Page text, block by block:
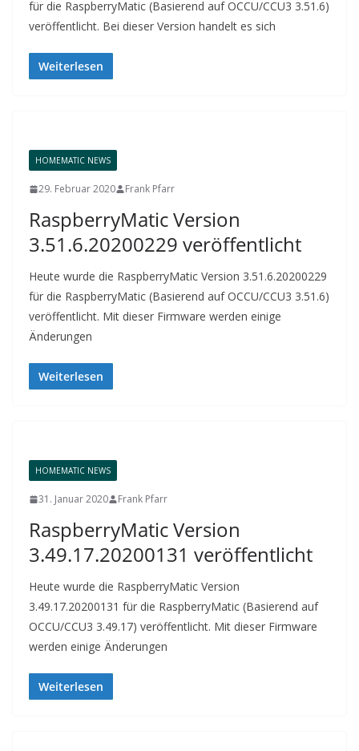
für die RaspberryMatic (Basierend auf OCCU/CCU3 3.51.6)
veröffentlicht. Bei dieser Version handelt es sich
Weiterlesen
HOMEMATIC NEWS
29. Februar 2020 Frank Pfarr
RaspberryMatic Version
3.51.6.20200229 veröffentlicht
Heute wurde die RaspberryMatic Version 3.51.6.20200229
für die RaspberryMatic (Basierend auf OCCU/CCU3 3.51.6)
veröffentlicht. Mit dieser Firmware werden einige
Änderungen
Weiterlesen
HOMEMATIC NEWS
31. Januar 2020 Frank Pfarr
RaspberryMatic Version
3.49.17.20200131 veröffentlicht
Heute wurde die RaspberryMatic Version
3.49.17.20200131 für die RaspberryMatic (Basierend auf
OCCU/CCU3 3.49.17) veröffentlicht. Mit dieser Firmware
werden einige Änderungen
Weiterlesen